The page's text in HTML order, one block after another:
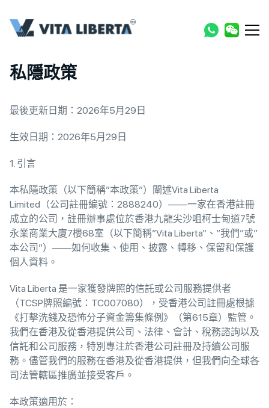
私隱政策
最後更新日期：2026年5月29日
生效日期：2026年5月29日
1. 引言
本私隱政策（以下簡稱”本政策”）闡述Vita Liberta
Limited（公司註冊編號：2888240）——一家在香港註冊
成立的公司，註冊辦事處位於香港九龍尖沙咀柯士甸道7號
永業商業大廈7樓68室（以下簡稱”Vita Liberta”、”我們”或”
本公司”）——如何收集、使用、披露、轉移、保留和保護
個人資料。
Vita Liberta 是一家獲發牌照的信託或公司服務提供者
（TCSP牌照編號：TC007080），受香港公司註冊處根據
《打擊洗錢及恐怖分子資金籌集條例》（第615章）監管。
我們在香港及從香港提供公司、法律、會計、稅務諮詢以及
信託和公司服務，特別專注於香港公司註冊及持續公司服
務。儘管我們的服務在香港及從香港提供，但我們向全球各
司法管轄區推廣並接受客戶。
本政策適用於：